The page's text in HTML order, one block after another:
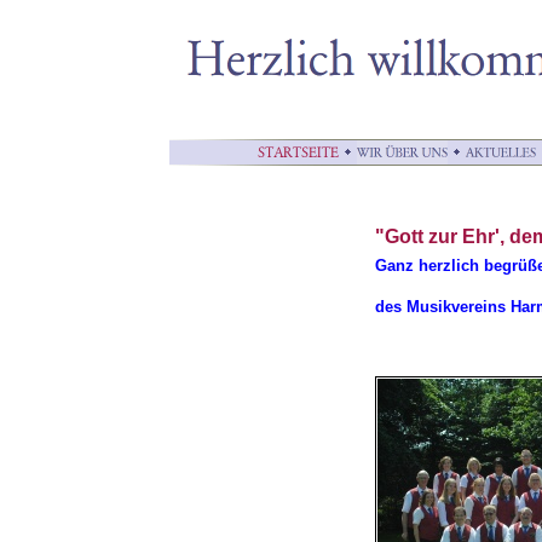
"Gott zur Ehr',
Ganz herzlich
des Musikvereins